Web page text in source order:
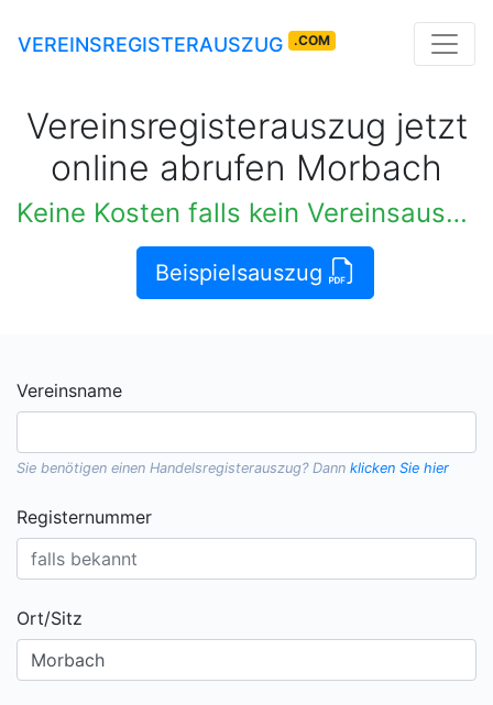
VEREINSREGISTERAUSZUG .COM
Vereinsregisterauszug jetzt
online abrufen Morbach
Keine Kosten falls kein Vereinsauszug verfügbar
Beispielsauszug
Vereinsname
Sie benötigen einen Handelsregisterauszug? Dann klicken Sie hier
Registernummer
Ort/Sitz